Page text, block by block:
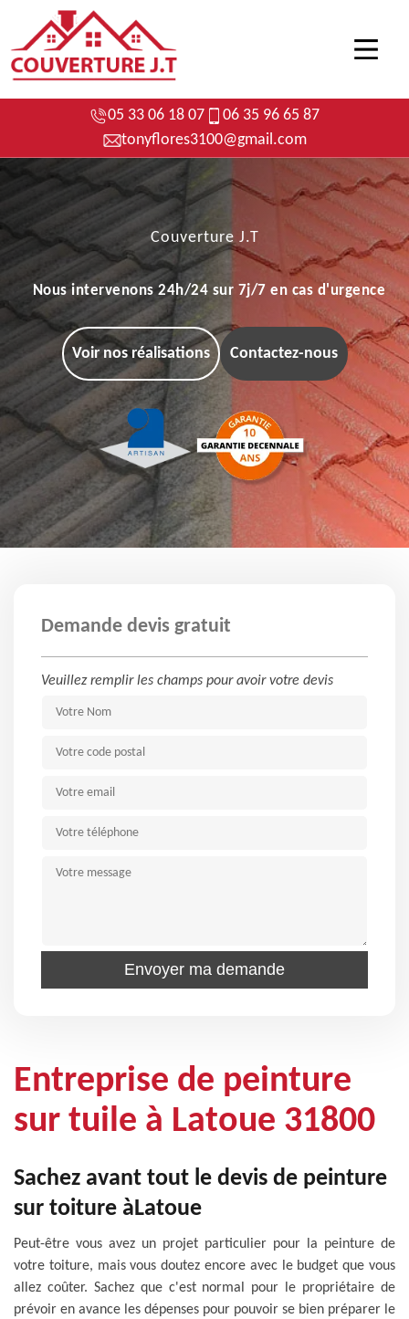
05 33 06 18 07
06 35 96 65 87
tonyflores3100@gmail.com
Couverture J.T
Nous intervenons 24h/24 sur 7j/7 en cas d'urgence
Voir nos réalisations Contactez-nous
Demande devis gratuit
Veuillez remplir les champs pour avoir votre devis
Entreprise de peinture
sur tuile à Latoue 31800
Sachez avant tout le devis de peinture
sur toiture àLatoue
Peut-être vous avez un projet particulier pour la peinture de
votre toiture, mais vous doutez encore avec le budget que vous
allez coûter. Sachez que c'est normal pour le propriétaire de
prévoir en avance les dépenses pour pouvoir se bien préparer le